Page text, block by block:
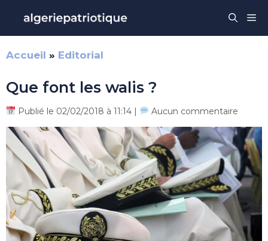
contenu
Accueil » Editorial
Que font les walis ?
Publié le 02/02/2018 à 11:14 | Aucun commentaire